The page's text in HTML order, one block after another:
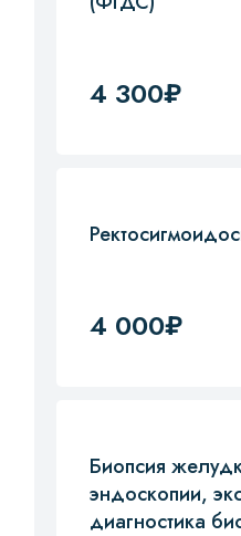
4 300₽
4 000₽
Биопсия
эндоскопии,
диагностика